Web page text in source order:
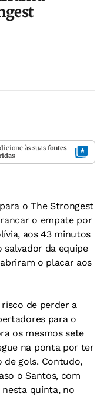
às suas fontes
o The Strongest
o empate por
aos 43 minutos
da equipe
o placar aos
de perder a
para o
os mesmos sete
na ponta por ter
de gols. Contudo,
o Santos, com
nesta quinta, no